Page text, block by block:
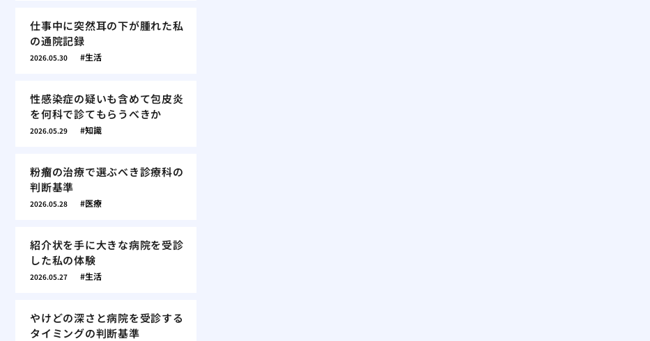
仕事中に突然耳の下が腫れた私
の通院記録
2026.05.30 生活
性感染症の疑いも含めて包皮炎
を何科で診てもらうべきか
2026.05.29 知識
粉瘤の治療で選ぶべき診療科の
判断基準
2026.05.28 医療
紹介状を手に大きな病院を受診
した私の体験
2026.05.27 生活
やけどの深さと病院を受診する
タイミングの判断基準